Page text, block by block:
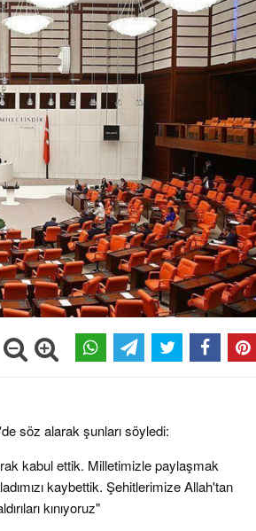
söz alarak şunları söyledi:
kabul ettik. Milletimizle paylaşmak
kaybettik. Şehitlerimize Allah'tan
kınıyoruz"